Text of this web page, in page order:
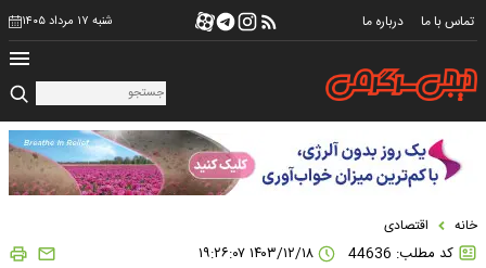
تماس با ما درباره ما شنبه ۱۷ مرداد ۱۴۰۵
خانه اقتصادی
کد مطلب: 44636